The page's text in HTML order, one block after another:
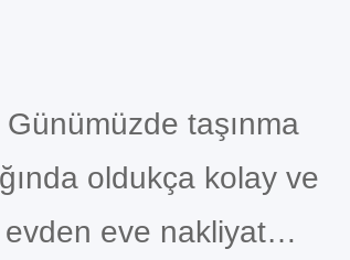
taşınma
oldukça kolay ve
eve nakliyat